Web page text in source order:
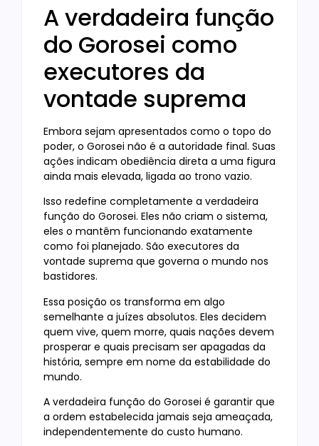
A verdadeira função
do Gorosei como
executores da
vontade suprema
Embora sejam apresentados como o topo do
poder, o Gorosei não é a autoridade final. Suas
ações indicam obediência direta a uma figura
ainda mais elevada, ligada ao trono vazio.
Isso redefine completamente a verdadeira
função do Gorosei. Eles não criam o sistema,
eles o mantêm funcionando exatamente
como foi planejado. São executores da
vontade suprema que governa o mundo nos
bastidores.
Essa posição os transforma em algo
semelhante a juízes absolutos. Eles decidem
quem vive, quem morre, quais nações devem
prosperar e quais precisam ser apagadas da
história, sempre em nome da estabilidade do
mundo.
A verdadeira função do Gorosei é garantir que
a ordem estabelecida jamais seja ameaçada,
independentemente do custo humano.